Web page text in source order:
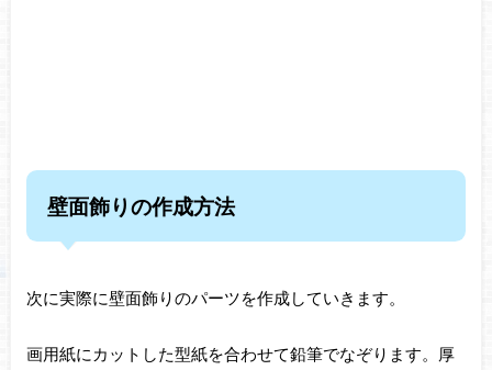
壁面飾りの作成方法
次に実際に壁面飾りのパーツを作成していきます。
画用紙にカットした型紙を合わせて鉛筆でなぞります。厚